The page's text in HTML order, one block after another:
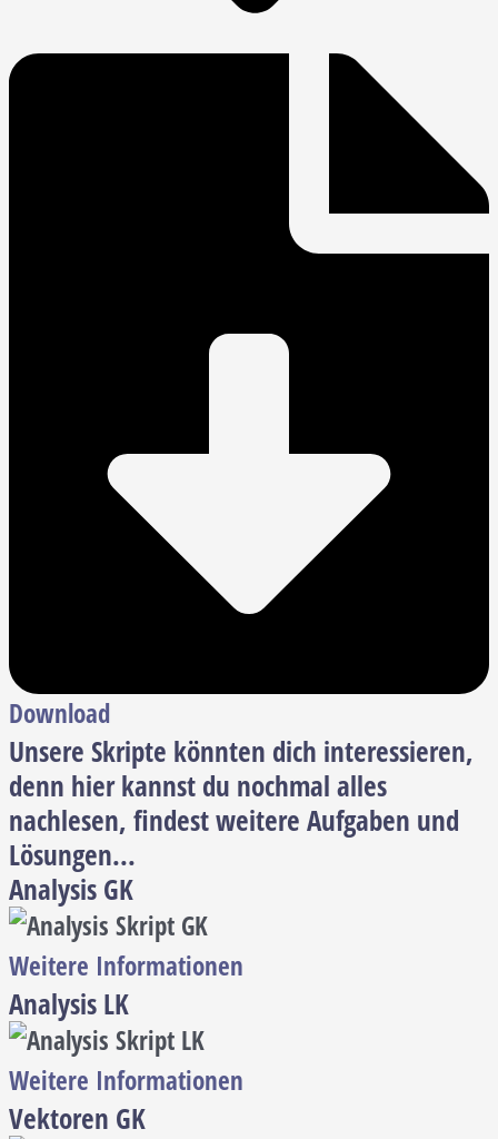
Download
Unsere Skripte könnten dich interessieren,
denn hier kannst du nochmal alles
nachlesen, findest weitere Aufgaben und
Lösungen...
Analysis GK
Weitere Informationen
Analysis LK
Weitere Informationen
Vektoren GK